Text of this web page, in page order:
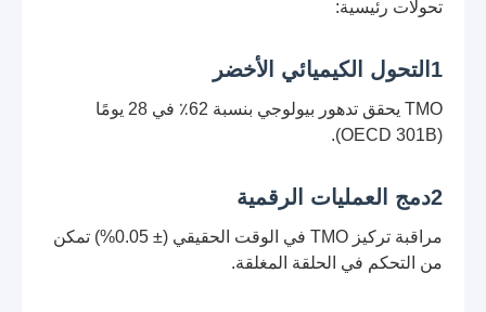
تحولات رئيسية:
1التحول الكيميائي الأخضر
TMO يحقق تدهور بيولوجي بنسبة 62٪ في 28 يومًا
(OECD 301B).
2دمج العمليات الرقمية
مراقبة تركيز TMO في الوقت الحقيقي (± 0.05%) تمكن
من التحكم في الحلقة المغلقة.